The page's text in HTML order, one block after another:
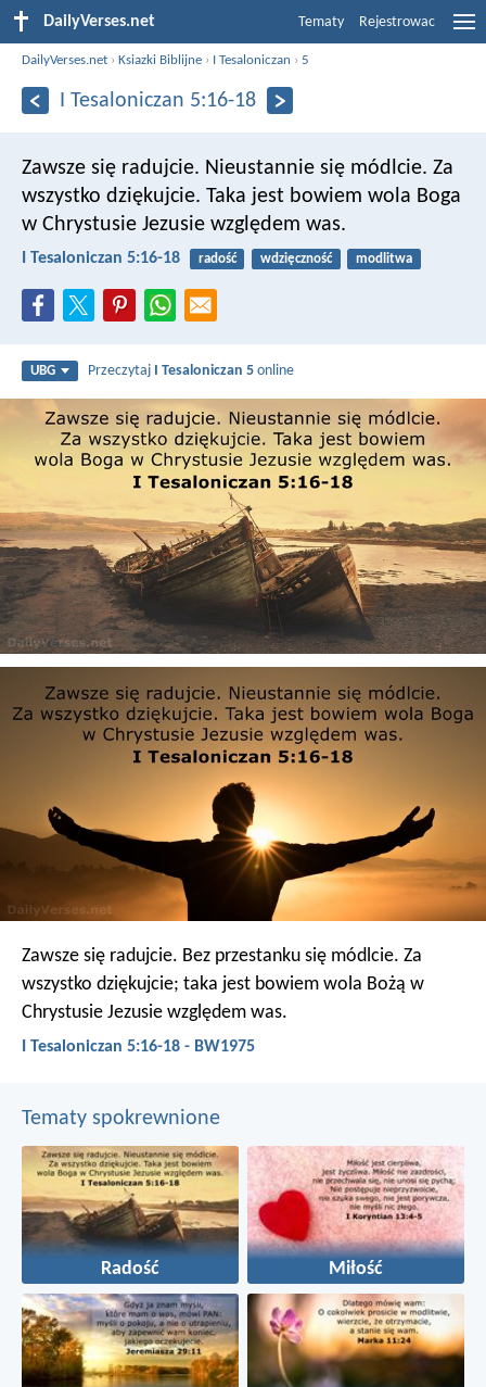
DailyVerses.net Tematy Rejestrowac
DailyVerses.net ›Ksiazki Biblijne › I Tesaloniczan ›5
I Tesaloniczan 5:16-18
Zawsze się radujcie. Nieustannie się módlcie. Za
wszystko dziękujcie. Taka jest bowiem wola Boga
w Chrystusie Jezusie względem was.
I Tesaloniczan 5:16-18 radość wdzięczność modlitwa
UBG Przeczytaj I Tesaloniczan 5 online
Zawsze się radujcie. Bez przestanku się módlcie. Za
wszystko dziękujcie; taka jest bowiem wola Bożą w
Chrystusie Jezusie względem was.
I Tesaloniczan 5:16-18 - BW1975
Tematy spokrewnione
Radość Miłość